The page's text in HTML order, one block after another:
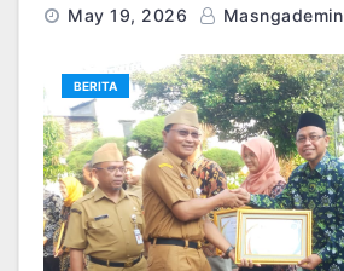
May 19, 2026 Masngademin
BERITA